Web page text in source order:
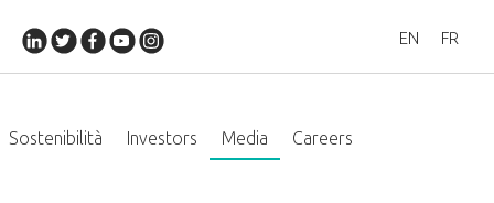
EN FR
Sostenibilità Investors Media Careers